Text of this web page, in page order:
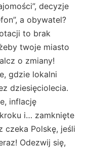
decyzje
a obywatel?
to brak
twoje miasto
o zmiany!
gdzie lokalni
dziesięciolecia.
inflację
i… zamknięte
czeka Polskę, jeśli
Odezwij się,